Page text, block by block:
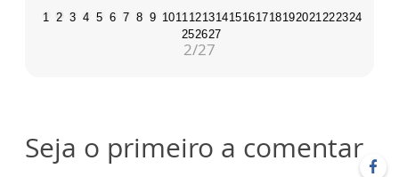
1 2 3 4 5 6 7 8 9 101112131415161718192021222324
252627
2/27
Seja o primeiro a comentar